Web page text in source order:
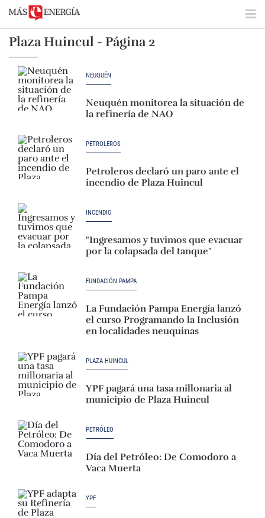
Plaza Huincul - Página 2
NEUQUÉN
Neuquén monitorea la situación de
la refinería de NAO
PETROLEROS
Petroleros declaró un paro ante el
incendio de Plaza Huincul
INCENDIO
"Ingresamos y tuvimos que evacuar
por la colapsada del tanque"
FUNDACIÓN PAMPA
La Fundación Pampa Energía lanzó
el curso Programando la Inclusión
en localidades neuquinas
PLAZA HUINCUL
YPF pagará una tasa millonaria al
municipio de Plaza Huincul
PETRÓLEO
Día del Petróleo: De Comodoro a
Vaca Muerta
YPF